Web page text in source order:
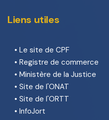
Liens utiles
• Le site de CPF
• Registre de commerce
• Ministère de la Justice
• Site de l'ONAT
• Site de l'ORTT
• InfoJort